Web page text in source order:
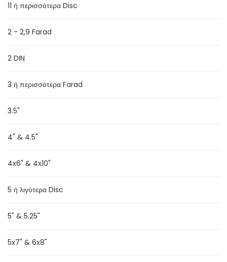
11 ή περισσότερα Disc
2 - 2,9 Farad
2 DIN
3 ή περισσότερα Farad
3.5"
4" & 4.5"
4x6" & 4x10"
5 ή λιγότερα Disc
5" & 5.25"
5x7" & 6x8"
ΦΛΑΣΙΕΡΑ E-CLASS W212